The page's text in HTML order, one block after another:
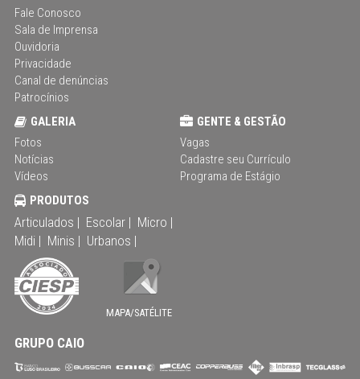
Fale Conosco
Sala de Imprensa
Ouvidoria
Privacidade
Canal de denúncias
Patrocínios
GALERIA
Fotos
Notícias
Vídeos
GENTE & GESTÃO
Vagas
Cadastre seu Currículo
Programa de Estágio
PRODUTOS
Articulados | Escolar | Micro |
Midi | Minis | Urbanos |
MAPA/SATÉLITE
GRUPO CAIO